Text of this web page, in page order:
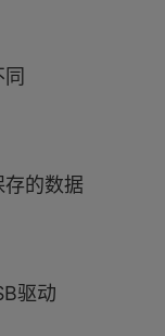
的数据
驱动